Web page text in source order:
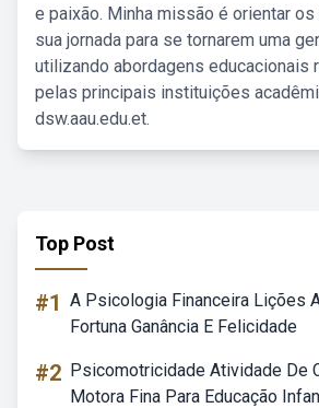
e paixão. Minha missão é orientar
sua jornada para se tornarem uma
utilizando abordagens educacionais
pelas principais instituições
dsw.aau.edu.et.
Top Post
#1 A Psicologia Financeira Lições
Fortuna Ganância E Felicidade
#2 Psicomotricidade Atividade De
Motora Fina Para Educação